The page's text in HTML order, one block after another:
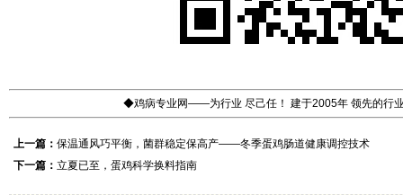
◆鸡病专业网——为行业 尽己任！ 建于2005年 领先的行
上一篇： 保温通风巧平衡，菌群稳定保高产——冬季蛋鸡肠道健康调控技术
下一篇： 立夏已至，蛋鸡科学换料指南